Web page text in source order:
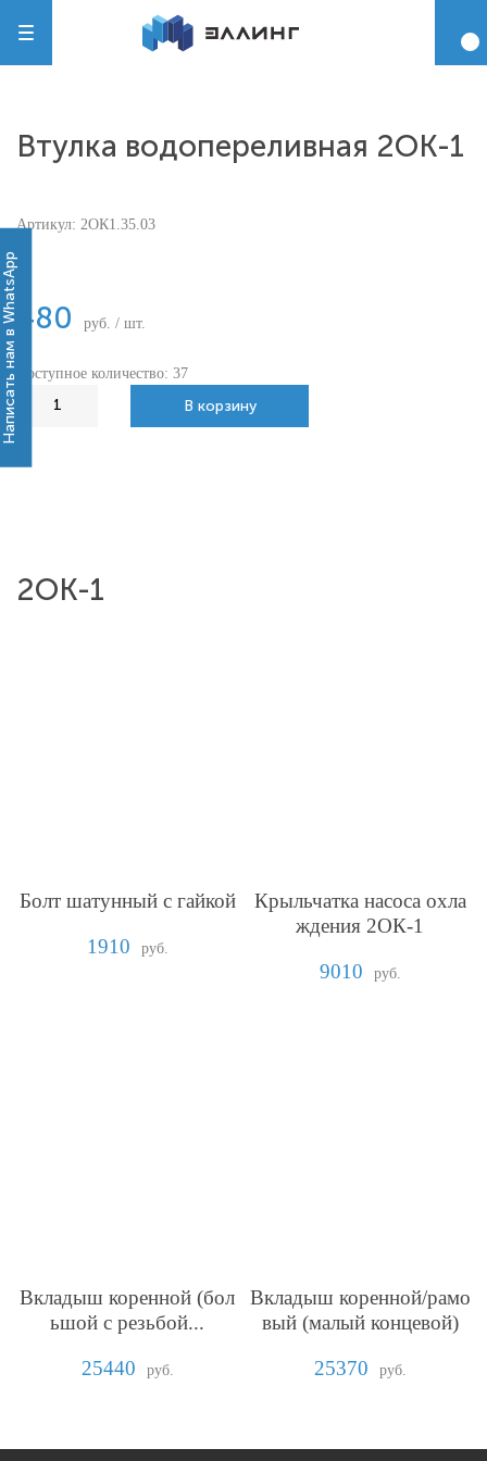
Втулка водопереливная 2ОК-1
Артикул: 2ОК1.35.03
480 руб. / шт.
Доступное количество: 37
В корзину
2ОК-1
Болт шатунный с гайкой
1910
руб.
Крыльчатка насоса охла
ждения 2ОК-1
9010
руб.
Вкладыш коренной (бол
ьшой с резьбой...
25440
руб.
Вкладыш коренной/рамо
вый (малый концевой)
25370
руб.
Написать нам в WhatsApp